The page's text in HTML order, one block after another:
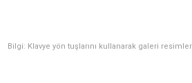
Bilgi: Klavye yön tuşlarını kullanarak galeri